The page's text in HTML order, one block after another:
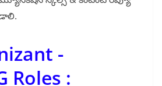
-
Roles :